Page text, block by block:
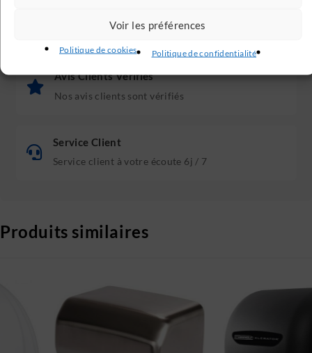
Voir les préférences
Politique de cookies Politique de confidentialité
Transactions 100% sécurisées
Avis Clients Vérifiés
Nos avis clients sont vérifiés
Service Client
Service client à votre écoute 6j / 7
Produits similaires